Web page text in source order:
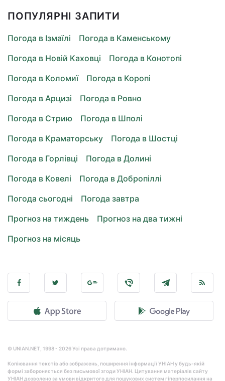
ПОПУЛЯРНІ ЗАПИТИ
Погода в Ізмаїлі
Погода в Каменському
Погода в Новій Каховці
Погода в Конотопі
Погода в Коломиї
Погода в Коропі
Погода в Арцизі
Погода в Ровно
Погода в Стрию
Погода в Шполі
Погода в Краматорську
Погода в Шостці
Погода в Горлівці
Погода в Долині
Погода в Ковелі
Погода в Добропіллі
Погода сьогодні
Погода завтра
Прогноз на тиждень
Прогноз на два тижні
Прогноз на місяць
© UNIAN.NET, 1998 - 2026 Усі права дотримано.
Копіювання текстів або зображень, поширення інформації УНІАН у будь-якій
формі забороняється без письмової згоди УНІАН. Цитування матеріалів сайту
УНІАН дозволено за умови відкритого для пошукових систем гіперпосилання на